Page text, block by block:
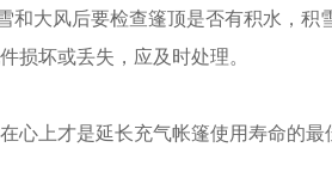
大风后要检查篷顶是否有积水，积
损坏或丢失，应及时处理。
心上才是延长充气帐篷使用寿命的